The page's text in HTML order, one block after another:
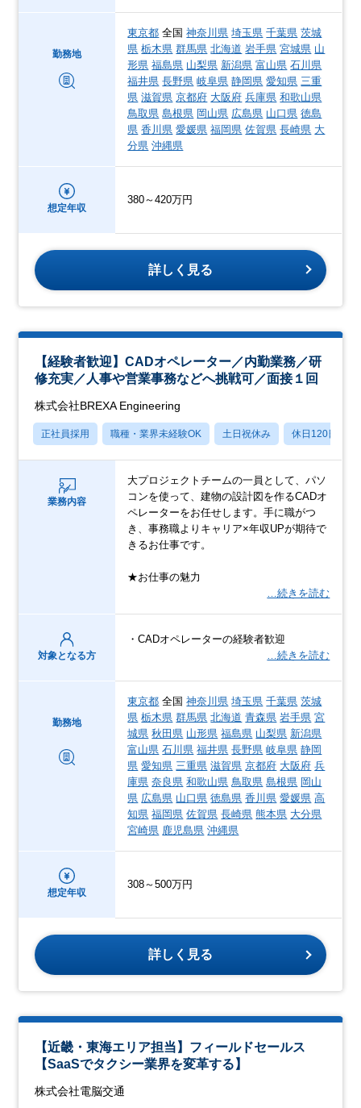
勤務地
東京都 全国神奈川県 埼玉県 千葉県 茨城
県 栃木県 群馬県 北海道 岩手県 宮城県 山
形県 福島県 山梨県 新潟県 富山県 石川県
福井県 長野県 岐阜県 静岡県 愛知県 三重
県 滋賀県 京都府 大阪府 兵庫県 和歌山県
鳥取県 島根県 岡山県 広島県 山口県 徳島
県 香川県 愛媛県 福岡県 佐賀県 長崎県 大
分県 沖縄県
想定年収
380～420万円
詳しく見る
【経験者歓迎】CADオペレーター／内勤業務／研
修充実／人事や営業事務などへ挑戦可／面接１回
株式会社BREXA Engineering
正社員採用 職種・業界未経験OK 土日祝休み 休日120日以上
業務内容
大プロジェクトチームの一員として、パソ
コンを使って、建物の設計図を作るCADオ
ペレーターをお任せします。手に職がつ
き、事務職よりキャリア×年収UPが期待で
きるお仕事です。
★お仕事の魅力
…続きを読む
対象となる方
・CADオペレーターの経験者歓迎
…続きを読む
勤務地
東京都 全国神奈川県 埼玉県 千葉県 茨城
県 栃木県 群馬県 北海道 青森県 岩手県 宮
城県 秋田県 山形県 福島県 山梨県 新潟県
富山県 石川県 福井県 長野県 岐阜県 静岡
県 愛知県 三重県 滋賀県 京都府 大阪府 兵
庫県 奈良県 和歌山県 鳥取県 島根県 岡山
県 広島県 山口県 徳島県 香川県 愛媛県 高
知県 福岡県 佐賀県 長崎県 熊本県 大分県
宮崎県 鹿児島県 沖縄県
想定年収
308～500万円
詳しく見る
【近畿・東海エリア担当】フィールドセールス
【SaaSでタクシー業界を変革する】
株式会社電脳交通